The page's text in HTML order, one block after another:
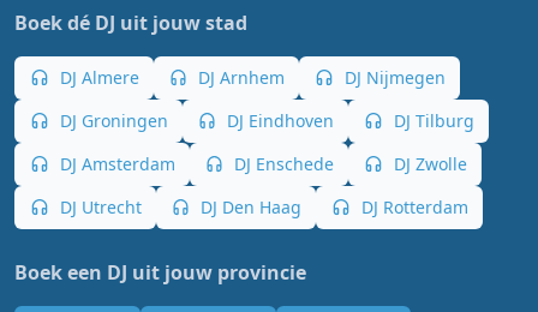
Boek dé DJ uit jouw stad
DJ Almere DJ Arnhem
DJ Nijmegen
DJ Groningen
DJ Eindhoven
DJ Tilburg
DJ Amsterdam
DJ Enschede
DJ Zwolle
DJ Utrecht
DJ Den Haag DJ Rotterdam
Boek een DJ uit jouw provincie